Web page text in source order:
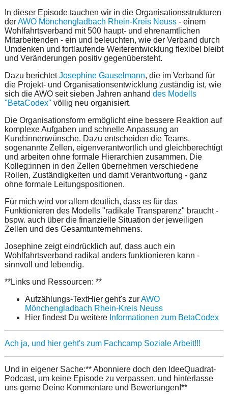
In dieser Episode tauchen wir in die Organisationsstrukturen
derAWO Mönchengladbach Rhein-Kreis Neuss- einem
Wohlfahrtsverband mit 500 haupt- und ehrenamtlichen
Mitarbeitenden - ein und beleuchten, wie der Verband durch
Umdenken und fortlaufende Weiterentwicklung flexibel bleibt
und Veränderungen positiv gegenübersteht.
Dazu berichtetJosephine Gauselmann, die im Verband für
die Projekt- und Organisationsentwicklung zuständig ist, wie
sich die AWO seit sieben Jahren anhand des Modells
"BetaCodex" völlig neu organisiert.
Die Organisationsform ermöglicht eine bessere Reaktion auf
komplexe Aufgaben und schnelle Anpassung an
Kund:innenwünsche. Dazu entscheiden die Teams,
sogenannte Zellen, eigenverantwortlich und gleichberechtigt
und arbeiten ohne formale Hierarchien zusammen. Die
Kolleg:innen in den Zellen übernehmen verschiedene
Rollen, Zuständigkeiten und damit Verantwortung - ganz
ohne formale Leitungspositionen.
Für mich wird vor allem deutlich, dass es für das
Funktionieren des Modells "radikale Transparenz" braucht -
bspw. auch über die finanzielle Situation der jeweiligen
Zellen und des Gesamtunternehmens.
Josephine zeigt eindrücklich auf, dass auch ein
Wohlfahrtsverband radikal anders funktionieren kann -
sinnvoll und lebendig.
**Links und Ressourcen: **
Aufzählungs-TextHier geht's zurAWO
Mönchengladbach Rhein-Kreis Neuss
Hier findest Du weitere Informationen zum BetaCodex
Ach ja, und hier geht's zum Fachcamp Soziale Arbeit!!!
Und in eigener Sache:** Abonniere doch den IdeeQuadrat-
Podcast, um keine Episode zu verpassen, und hinterlasse
uns gerne Deine Kommentare und Bewertungen!**